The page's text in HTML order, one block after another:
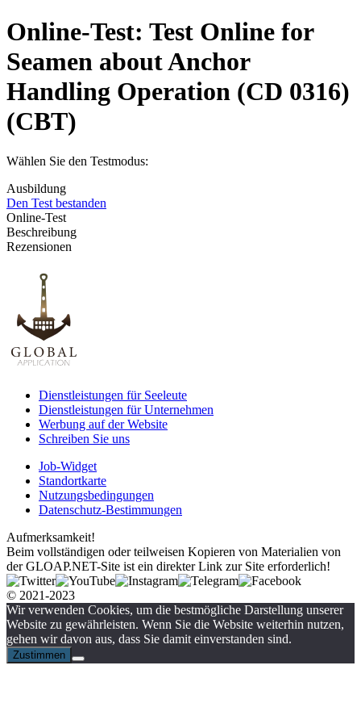
Online-Test: Test Online for
Seamen about Anchor
Handling Operation (CD 0316)
(CBT)
Wählen Sie den Testmodus:
Ausbildung
Den Test bestanden
Online-Test
Beschreibung
Rezensionen
Dienstleistungen für Seeleute
Dienstleistungen für Unternehmen
Werbung auf der Website
Schreiben Sie uns
Job-Widget
Standortkarte
Nutzungsbedingungen
Datenschutz-Bestimmungen
Aufmerksamkeit!
Beim vollständigen oder teilweisen Kopieren von Materialien von
der GLOAP.NET-Site ist ein direkter Link zur Site erforderlich!
© 2021-2023
Wir verwenden Cookies, um die bestmögliche Darstellung unserer
Website zu gewährleisten. Wenn Sie die Website weiterhin nutzen,
gehen wir davon aus, dass Sie damit einverstanden sind.
Zustimmen